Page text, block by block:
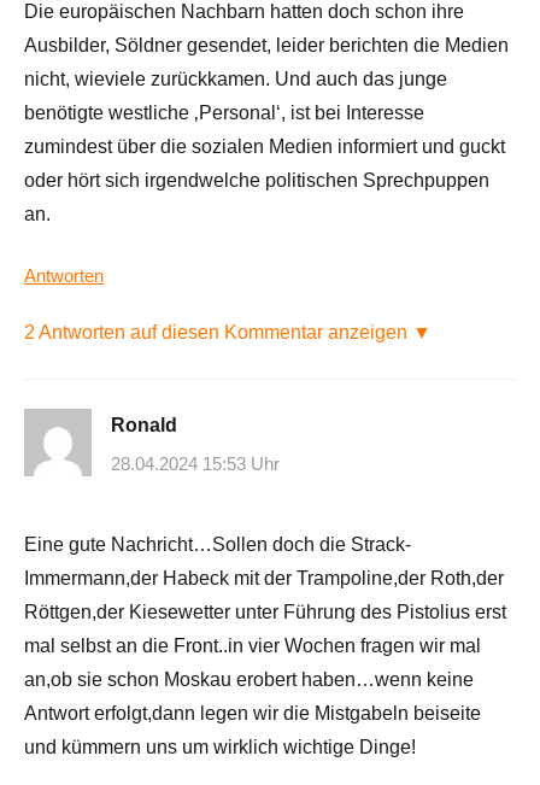
Die europäischen Nachbarn hatten doch schon ihre
Ausbilder, Söldner gesendet, leider berichten die Medien
nicht, wieviele zurückkamen. Und auch das junge
benötigte westliche ‚Personal‘, ist bei Interesse
zumindest über die sozialen Medien informiert und guckt
oder hört sich irgendwelche politischen Sprechpuppen
an.
Antworten
2 Antworten auf diesen Kommentar anzeigen ▼
Ronald
28.04.2024 15:53 Uhr
Eine gute Nachricht…Sollen doch die Strack-
Immermann,der Habeck mit der Trampoline,der Roth,der
Röttgen,der Kiesewetter unter Führung des Pistolius erst
mal selbst an die Front..in vier Wochen fragen wir mal
an,ob sie schon Moskau erobert haben…wenn keine
Antwort erfolgt,dann legen wir die Mistgabeln beiseite
und kümmern uns um wirklich wichtige Dinge!